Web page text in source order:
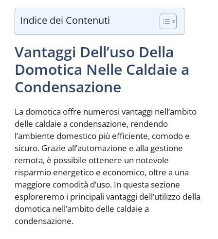
Indice dei Contenuti
Vantaggi Dell’uso Della
Domotica Nelle Caldaie a
Condensazione
La domotica offre numerosi vantaggi nell’ambito
delle caldaie a condensazione, rendendo
l’ambiente domestico più efficiente, comodo e
sicuro. Grazie all’automazione e alla gestione
remota, è possibile ottenere un notevole
risparmio energetico e economico, oltre a una
maggiore comodità d’uso. In questa sezione
esploreremo i principali vantaggi dell’utilizzo della
domotica nell’ambito delle caldaie a
condensazione.